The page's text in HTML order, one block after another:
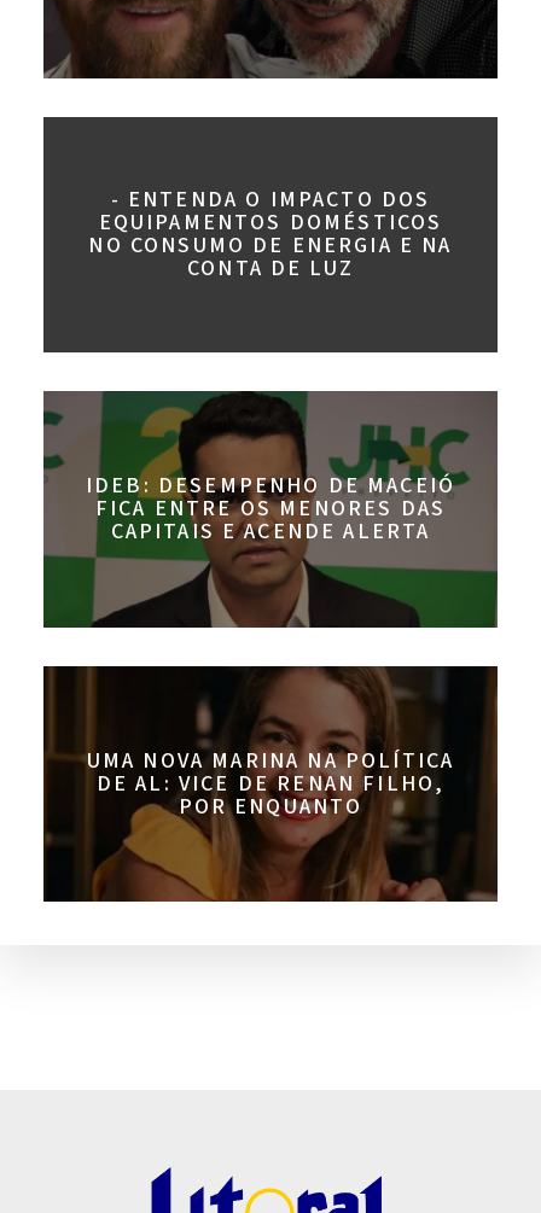
- ENTENDA O IMPACTO DOS
EQUIPAMENTOS DOMÉSTICOS
NO CONSUMO DE ENERGIA E NA
CONTA DE LUZ
IDEB: DESEMPENHO DE MACEIÓ
FICA ENTRE OS MENORES DAS
CAPITAIS E ACENDE ALERTA
UMA NOVA MARINA NA POLÍTICA
DE AL: VICE DE RENAN FILHO,
POR ENQUANTO